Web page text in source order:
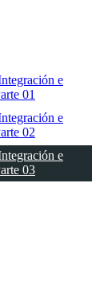
e
01
e
02
e
03